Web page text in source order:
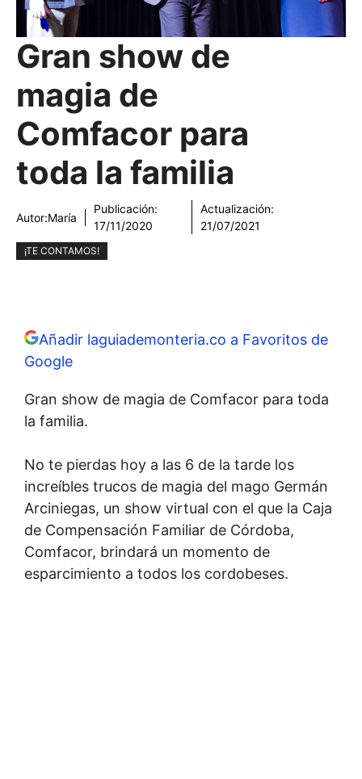
Gran show de
magia de
Comfacor para
toda la familia
Autor:María
Publicación:
17/11/2020
Actualización:
21/07/2021
¡TE CONTAMOS!
Añadir laguiademonteria.co a Favoritos de
Google
Gran show de magia de Comfacor para toda
la familia.
No te pierdas hoy a las 6 de la tarde los
increíbles trucos de magia del mago Germán
Arciniegas, un show virtual con el que la Caja
de Compensación Familiar de Córdoba,
Comfacor, brindará un momento de
esparcimiento a todos los cordobeses.